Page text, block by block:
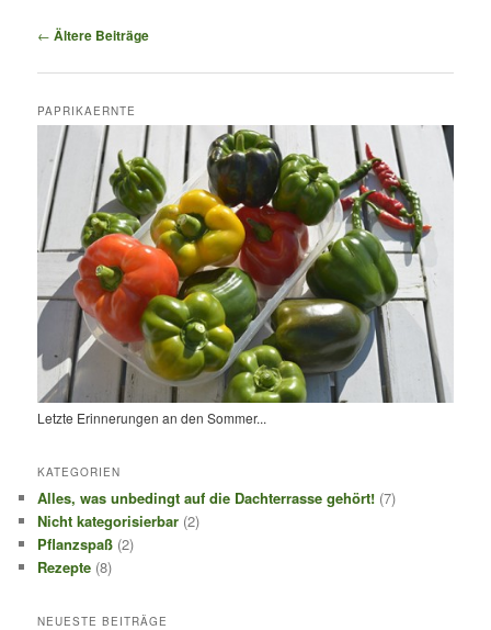
Beitrags-
← Ältere Beiträge
PAPRIKAERNTE
Letzte Erinnerungen an den Sommer...
KATEGORIEN
Alles, was unbedingt auf die Dachterrasse gehört! (7)
Nicht kategorisierbar (2)
Pflanzspaß (2)
Rezepte (8)
NEUESTE BEITRÄGE